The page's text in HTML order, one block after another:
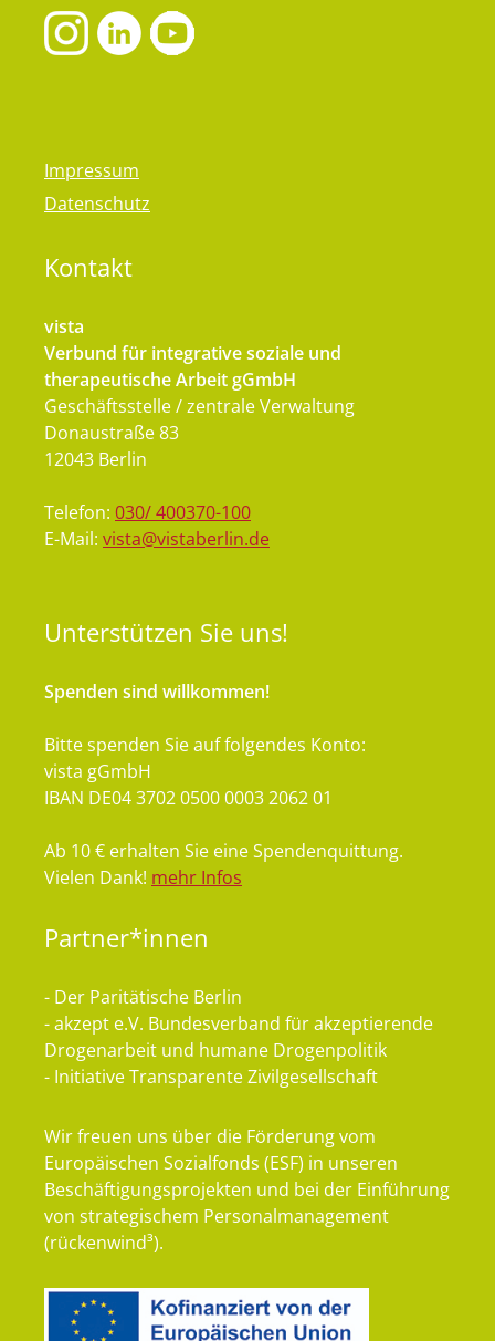
Impressum
Datenschutz
Kontakt
vista
Verbund für integrative soziale und
therapeutische Arbeit gGmbH
Geschäftsstelle / zentrale Verwaltung
Donaustraße 83
12043 Berlin
Telefon: 030/ 400370-100
E-Mail: vista@vistaberlin.de
Unterstützen Sie uns!
Spenden sind willkommen!
Bitte spenden Sie auf folgendes Konto:
vista gGmbH
IBAN DE04 3702 0500 0003 2062 01
Ab 10 € erhalten Sie eine Spendenquittung.
Vielen Dank! mehr Infos
Partner*innen
- Der Paritätische Berlin
- akzept e.V. Bundesverband für akzeptierende
Drogenarbeit und humane Drogenpolitik
- Initiative Transparente Zivilgesellschaft
Wir freuen uns über die Förderung vom
Europäischen Sozialfonds (ESF) in unseren
Beschäftigungsprojekten und bei der Einführung
von strategischem Personalmanagement
(rückenwind³).